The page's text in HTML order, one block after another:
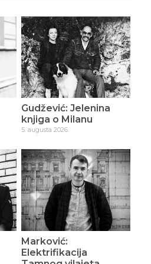
Gudžević: Jelenina
knjiga o Milanu
5. augusta 2026.
Marković:
Elektrifikacija